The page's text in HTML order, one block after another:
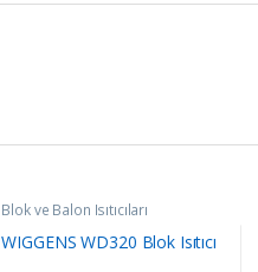
Blok ve Balon Isıtıcıları
WIGGENS WD320 Blok Isıtıcı